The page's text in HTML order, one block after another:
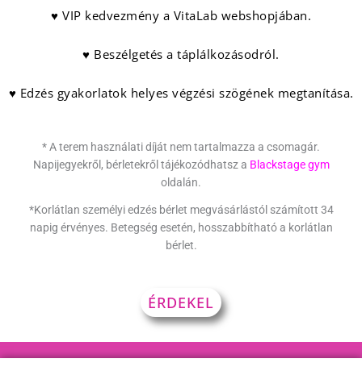
♥ VIP kedvezmény a VitaLab webshopjában.
♥ Beszélgetés a táplálkozásodról.
♥ Edzés gyakorlatok helyes végzési szögének megtanítása.
* A terem használati díját nem tartalmazza a csomagár.
Napijegyekről, bérletekről tájékozódhatsz a Blackstage gym
oldalán.
*Korlátlan személyi edzés bérlet megvásárlástól számított 34
napig érvényes. Betegség esetén, hosszabbítható a korlátlan
bérlet.
ÉRDEKEL